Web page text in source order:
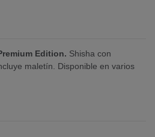
Edition. Shisha con
maletín. Disponible en varios